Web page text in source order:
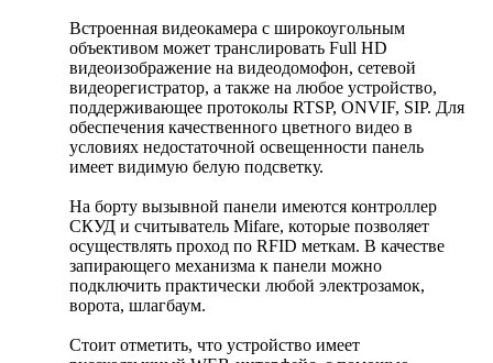
Встроенная видеокамера с широкоугольным
объективом может транслировать Full HD
видеоизображение на видеодомофон, сетевой
видеорегистратор, а также на любое устройство,
поддерживающее протоколы RTSP, ONVIF, SIP. Для
обеспечения качественного цветного видео в
условиях недостаточной освещенности панель
имеет видимую белую подсветку.
На борту вызывной панели имеются контроллер
СКУД и считыватель Mifare, которые позволяет
осуществлять проход по RFID меткам. В качестве
запирающего механизма к панели можно
подключить практически любой электрозамок,
ворота, шлагбаум.
Стоит отметить, что устройство имеет